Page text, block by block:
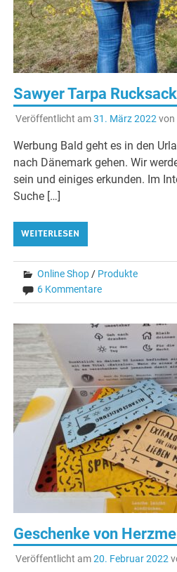
Sawyer Tarpa
Veröffentlicht am31. März 2022 von
Werbung Bald geht es in den
nach Dänemark gehen. Wir
sein und einiges erkunden. Im
Suche […]
WEITERLESEN
Online Shop / Produkte
6 Kommentare
Geschenke von
Veröffentlicht am20. Februar 2022